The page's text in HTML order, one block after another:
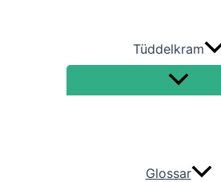
Tüddelkram
Glossar